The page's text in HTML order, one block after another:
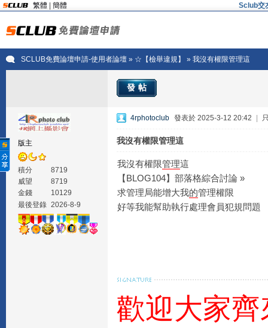
繁體 簡體 Sclub交
SCLUB免費論壇申請-使用者論壇» ☆【檢舉違規】 » 我沒有權限管理這
發帖
版主
積分
8719
威望
8719
金錢
10129
最後登錄 2026-8-9
4rphotoclub 發表於 2025-3-12 20:42
我沒有權限管理這
我沒有權限管理這
【BLOG104】部落格綜合討論 »
求管理局能增大我的管理權限
好等我能幫助執行處理會員犯規問題
歡迎大家